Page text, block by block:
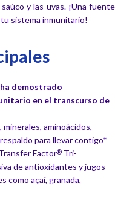
y las uvas. ¡Una fuente
sistema inmunitario!
demostrado
en el transcurso de
aminoácidos,
para llevar contigo*
Factor® Tri-
de antioxidantes y jugos
como açaí, granada,